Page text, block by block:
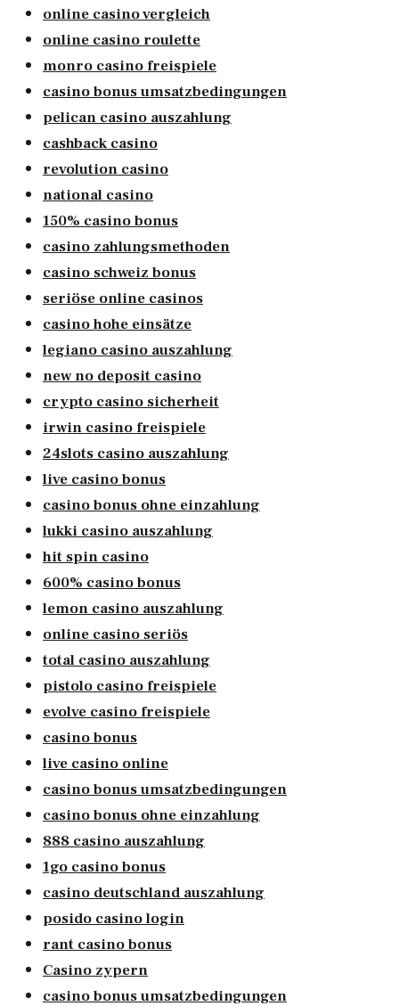
online casino vergleich
online casino roulette
monro casino freispiele
casino bonus umsatzbedingungen
pelican casino auszahlung
cashback casino
revolution casino
national casino
150% casino bonus
casino zahlungsmethoden
casino schweiz bonus
seriöse online casinos
casino hohe einsätze
legiano casino auszahlung
new no deposit casino
crypto casino sicherheit
irwin casino freispiele
24slots casino auszahlung
live casino bonus
casino bonus ohne einzahlung
lukki casino auszahlung
hit spin casino
600% casino bonus
lemon casino auszahlung
online casino seriös
total casino auszahlung
pistolo casino freispiele
evolve casino freispiele
casino bonus
live casino online
casino bonus umsatzbedingungen
casino bonus ohne einzahlung
888 casino auszahlung
1go casino bonus
casino deutschland auszahlung
posido casino login
rant casino bonus
Casino zypern
casino bonus umsatzbedingungen